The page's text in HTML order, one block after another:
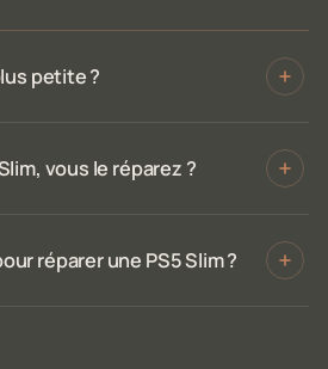
petite ?
vous le réparez ?
réparer une PS5 Slim ?